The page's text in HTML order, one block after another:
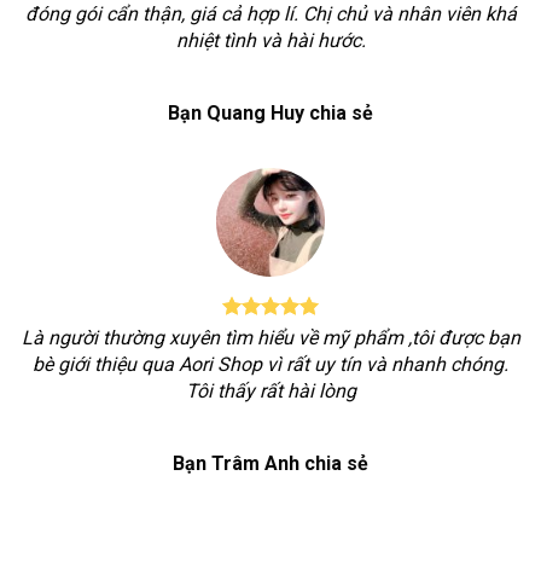
đóng gói cẩn thận, giá cả hợp lí. Chị chủ và nhân viên khá
nhiệt tình và hài hước.
Bạn Quang Huy chia sẻ
Là người thường xuyên tìm hiểu về mỹ phẩm ,tôi được bạn
bè giới thiệu qua Aori Shop vì rất uy tín và nhanh chóng.
Tôi thấy rất hài lòng
Bạn Trâm Anh chia sẻ